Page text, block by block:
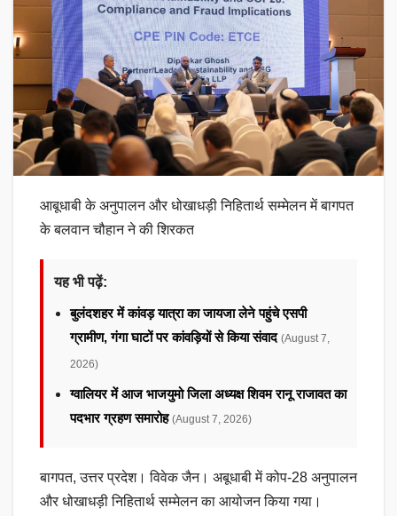
आबूधाबी के अनुपालन और धोखाधड़ी निहितार्थ सम्मेलन में बागपत
के बलवान चौहान ने की शिरकत
यह भी पढ़ें:
बुलंदशहर में कांवड़ यात्रा का जायजा लेने पहुंचे एसपी
ग्रामीण, गंगा घाटों पर कांवड़ियों से किया संवाद (August 7,
2026)
ग्वालियर में आज भाजयुमो जिला अध्यक्ष शिवम रानू राजावत का
पदभार ग्रहण समारोह (August 7, 2026)
बागपत, उत्तर प्रदेश। विवेक जैन। अबूधाबी में कोप-28 अनुपालन
और धोखाधड़ी निहितार्थ सम्मेलन का आयोजन किया गया।